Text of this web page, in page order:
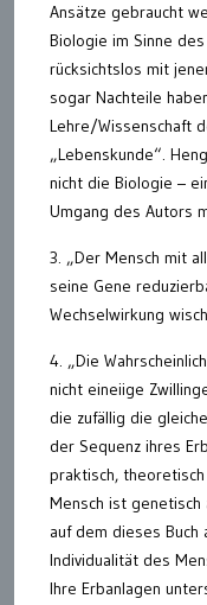
Ansätze gebraucht
Biologie im Sinne
rücksichtslos mit
sogar Nachteile
Lehre/Wissenschaft
„Lebenskunde“.
nicht die Biologie –
Umgang des Autors
3. „Der Mensch mit
seine Gene
Wechselwirkung
4. „Die
nicht eineiige
die zufällig die
der Sequenz ihres
praktisch,
Mensch ist genetisch
auf dem dieses
Individualität des
Ihre Erbanlagen